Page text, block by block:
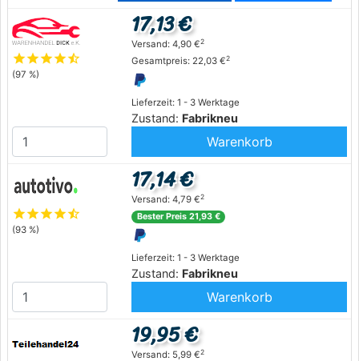
starstarstarstarstar_half
(97 %)
Lieferzeit: 1 - 3 Werktage
Zustand: Fabrikneu
17,13 €
Versand: 4,90 €2
Gesamtpreis: 22,03 €2
Warenkorb
starstarstarstarstar_half
(93 %)
Lieferzeit: 1 - 3 Werktage
Zustand: Fabrikneu
17,14 €
Versand: 4,79 €2
Bester Preis 21,93 €
Warenkorb
19,95 €
Versand: 5,99 €2